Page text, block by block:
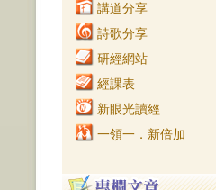
講道分享
詩歌分享
研經網站
經課表
新眼光讀經
一領一．新倍加